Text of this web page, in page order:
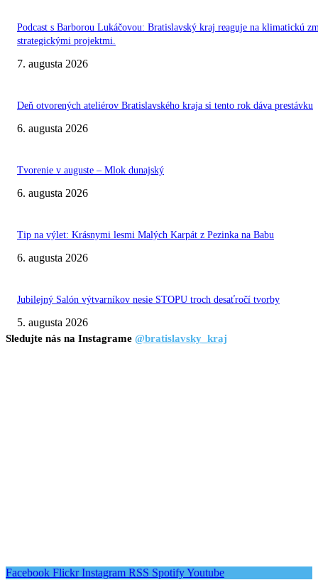
Podcast s Barborou Lukáčovou: Bratislavský kraj reaguje na klimatickú
strategickými projektmi.
7. augusta 2026
Deň otvorených ateliérov Bratislavského kraja si tento rok dáva prestávku
6. augusta 2026
Tvorenie v auguste – Mlok dunajský
6. augusta 2026
Tip na výlet: Krásnymi lesmi Malých Karpát z Pezinka na Babu
6. augusta 2026
Jubilejný Salón výtvarníkov nesie STOPU troch desaťročí tvorby
5. augusta 2026
Sledujte nás na Instagrame @bratislavsky_kraj
Facebook Flickr Instagram RSS SpotifyYoutube